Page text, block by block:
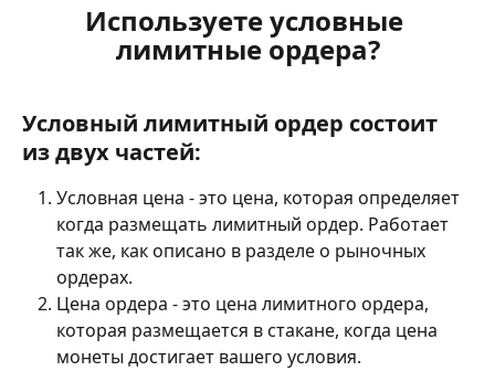
Используете условные
лимитные ордера?
Условный лимитный ордер состоит
из двух частей:
Условная цена - это цена, которая определяет
когда размещать лимитный ордер. Работает
так же, как описано в разделе о рыночных
ордерах.
Цена ордера - это цена лимитного ордера,
которая размещается в стакане, когда цена
монеты достигает вашего условия.